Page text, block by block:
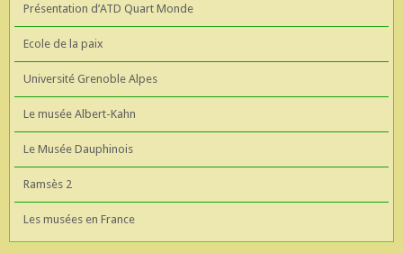
Présentation d’ATD Quart Monde
Ecole de la paix
Université Grenoble Alpes
Le musée Albert-Kahn
Le Musée Dauphinois
Ramsès 2
Les musées en France